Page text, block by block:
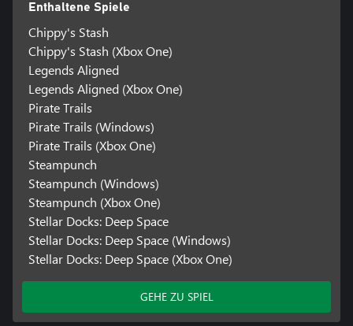
Enthaltene Spiele
Chippy's Stash
Chippy's Stash (Xbox One)
Legends Aligned
Legends Aligned (Xbox One)
Pirate Trails
Pirate Trails (Windows)
Pirate Trails (Xbox One)
Steampunch
Steampunch (Windows)
Steampunch (Xbox One)
Stellar Docks: Deep Space
Stellar Docks: Deep Space (Windows)
Stellar Docks: Deep Space (Xbox One)
GEHE ZU SPIEL